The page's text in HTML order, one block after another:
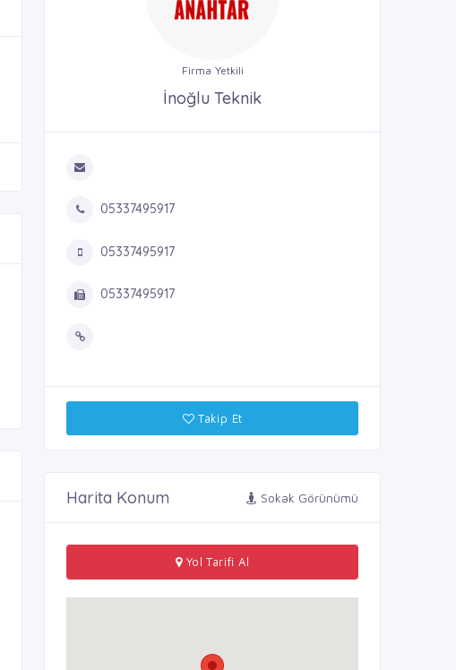
Firma Yetkili
İnoğlu Teknik
05337495917
05337495917
05337495917
Takip Et
Harita Konum Sokak Görünümü
Yol Tarifi Al